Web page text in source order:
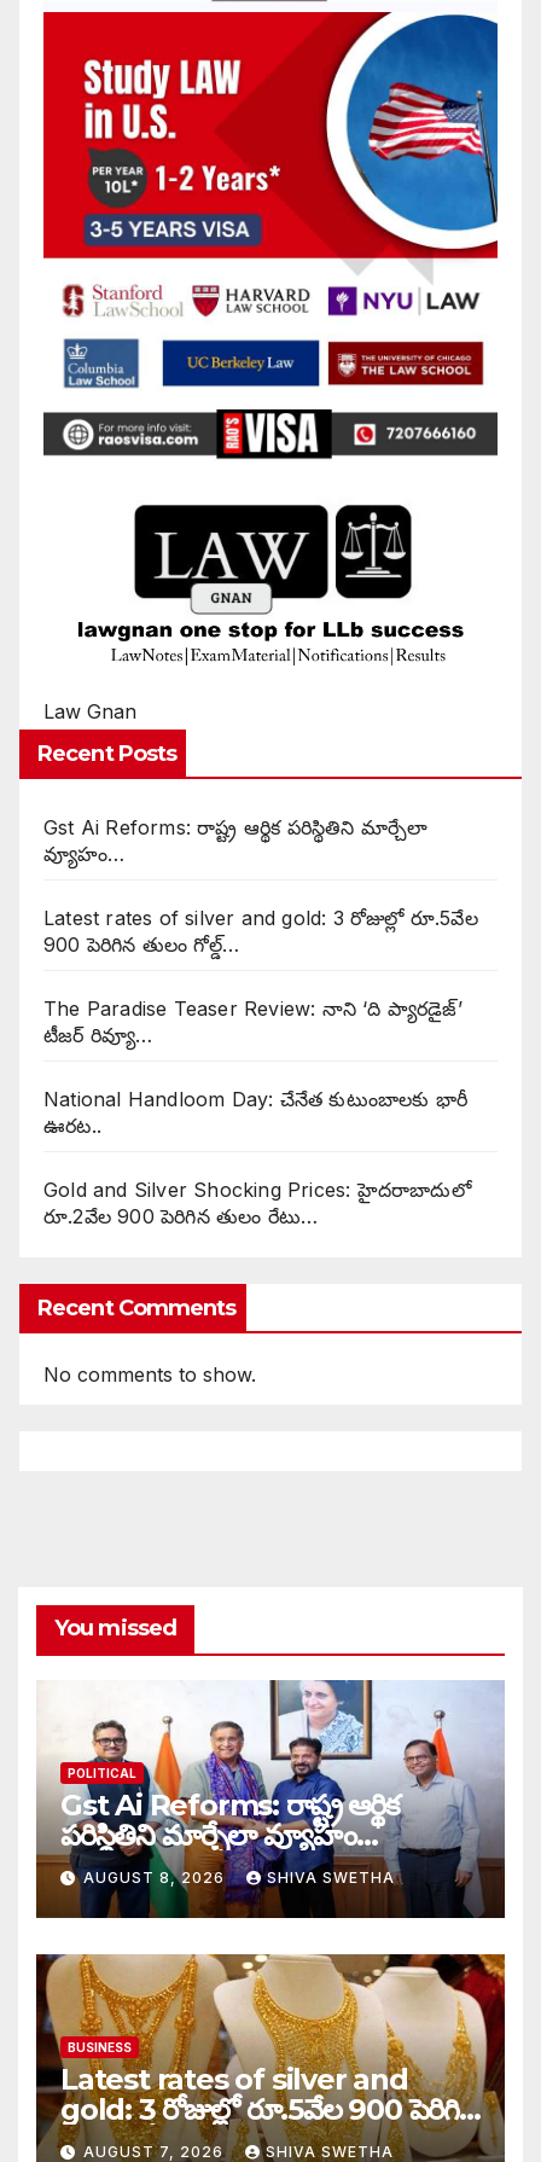
Law Gnan
Recent Posts
Gst Ai Reforms: రాష్ట్ర ఆర్థిక పరిస్థితిని మార్చేలా
వ్యూహం…
Latest rates of silver and gold: 3 రోజుల్లో రూ.5వేల
900 పెరిగిన తులం గోల్డ్…
The Paradise Teaser Review: నాని ‘ది ప్యారడైజ్’
టీజర్ రివ్యూ…
National Handloom Day: చేనేత కుటుంబాలకు భారీ
ఊరట..
Gold and Silver Shocking Prices: హైదరాబాదులో
రూ.2వేల 900 పెరిగిన తులం రేటు…
Recent Comments
No comments to show.
You missed
POLITICAL
Gst Ai Reforms: రాష్ట్ర ఆర్థిక
పరిస్థితిని మార్చేలా వ్యూహం…
AUGUST 8, 2026 SHIVA SWETHA
BUSINESS
Latest rates of silver and
gold: 3 రోజుల్లో రూ.5వేల 900 పెరిగిన
తులం గోల్డ్…
AUGUST 7, 2026 SHIVA SWETHA